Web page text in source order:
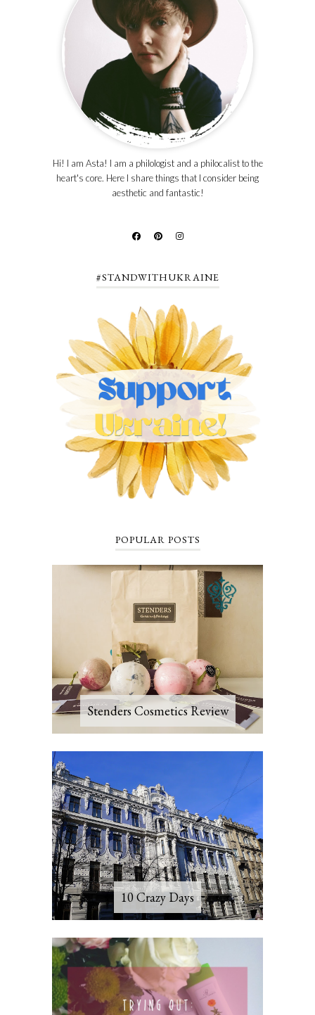
Hi! I am Asta! I am a philologist and a philocalist to the
heart's core. Here I share things that I consider being
aesthetic and fantastic!
#STANDWITHUKRAINE
POPULAR POSTS
Stenders Cosmetics Review
10 Crazy Days